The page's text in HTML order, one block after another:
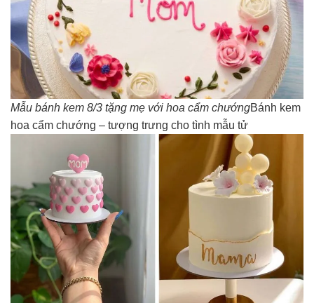
Mẫu bánh kem 8/3 tặng mẹ với hoa cẩm chướngBánh kem
hoa cẩm chướng – tượng trưng cho tình mẫu tử